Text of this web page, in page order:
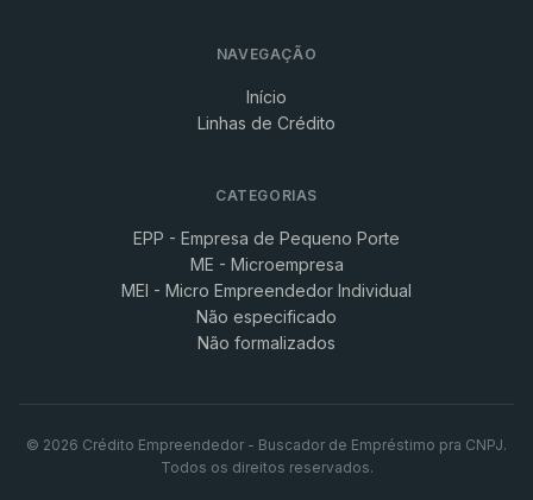
NAVEGAÇÃO
Início
Linhas de Crédito
CATEGORIAS
EPP - Empresa de Pequeno Porte
ME - Microempresa
MEI - Micro Empreendedor Individual
Não especificado
Não formalizados
© 2026 Crédito Empreendedor - Buscador de Empréstimo pra CNPJ.
Todos os direitos reservados.